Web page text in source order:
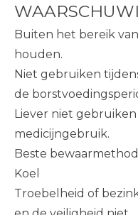
Buiten het bereik
houden.
Niet gebruiken
de
Liever niet
medicijngebruik.
Beste
Koel
Troebelheid of